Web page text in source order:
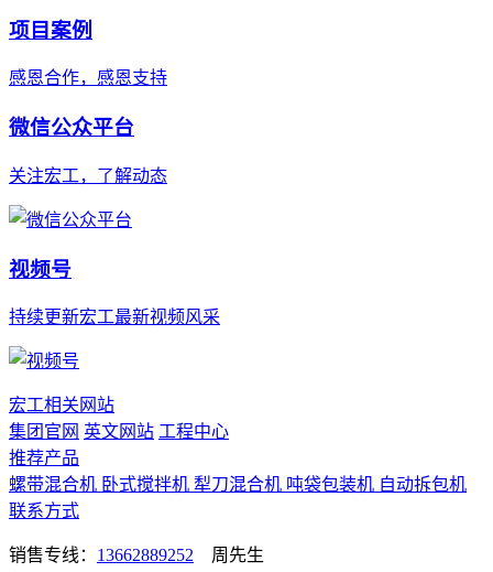
项目案例
感恩合作，感恩支持
微信公众平台
关注宏工，了解动态
视频号
持续更新宏工最新视频风采
宏工相关网站
集团官网 英文网站 工程中心
推荐产品
螺带混合机 卧式搅拌机 犁刀混合机 吨袋包装机 自动拆包机
联系方式
销售专线： 13662889252 周先生